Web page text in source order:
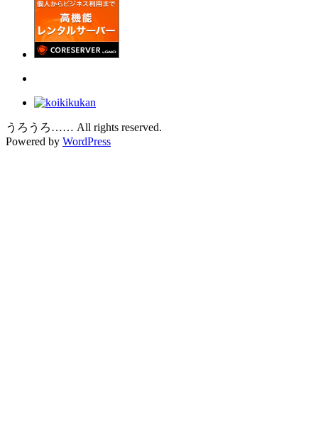
うろうろ…… All rights reserved.
Powered by WordPress